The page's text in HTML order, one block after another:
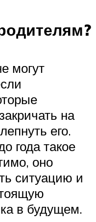
могут
на
его.
года такое
оно
ситуацию и
в будущем.